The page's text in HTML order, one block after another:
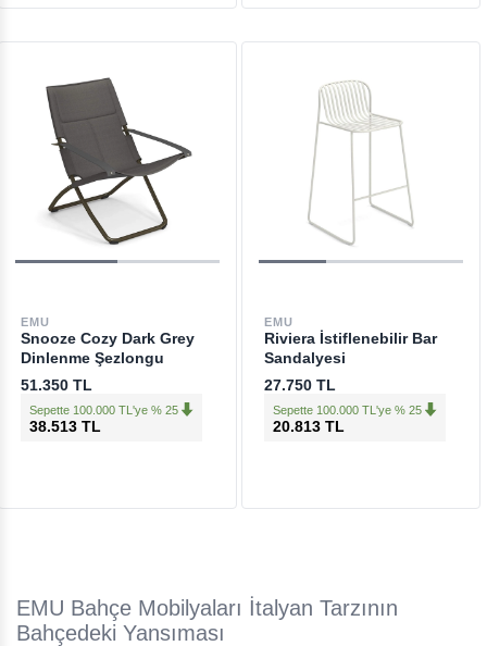
EMU
Snooze Cozy Dark Grey
Dinlenme Şezlongu
51.350 TL
Sepette 100.000 TL'ye % 25
38.513 TL
EMU
Riviera İstiflenebilir Bar
Sandalyesi
27.750 TL
Sepette 100.000 TL'ye % 25
20.813 TL
EMU Bahçe Mobilyaları İtalyan Tarzının
Bahçedeki Yansıması